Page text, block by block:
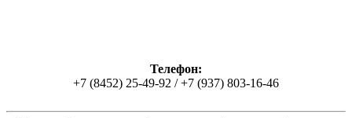
Телефон:
+7 (8452) 25-49-92 / +7 (937) 803-16-46